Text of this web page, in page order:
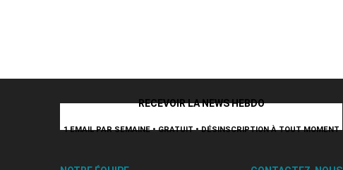
RECEVOIR LA NEWS HEBDO
1 EMAIL PAR SEMAINE • GRATUIT • DÉSINSCRIPTION À TOUT MOMENT